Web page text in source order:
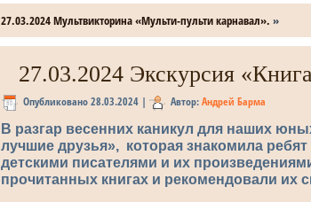
27.03.2024 Мультвикторина «Мульти-пульти карнавал». »
27.03.2024 Экскурсия
Опубликовано28.03.2024 | Автор:Андрей Барма
В разгар весенних каникул для наших
лучшие друзья», которая знакомила
детскими писателями и их
прочитанных книгах и рекомендовали их